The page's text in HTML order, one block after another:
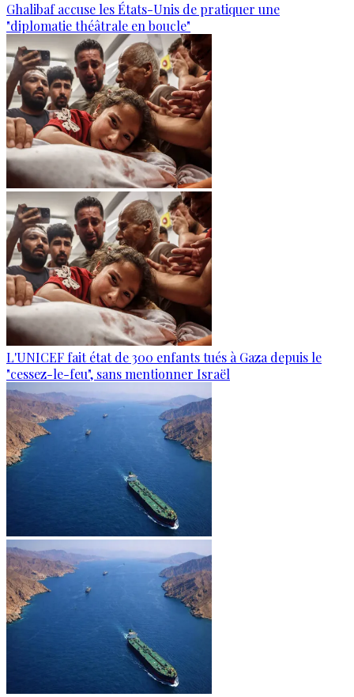
Ghalibaf accuse les États-Unis de pratiquer une
"diplomatie théâtrale en boucle"
L'UNICEF fait état de 300 enfants tués à Gaza depuis le
"cessez-le-feu", sans mentionner Israël